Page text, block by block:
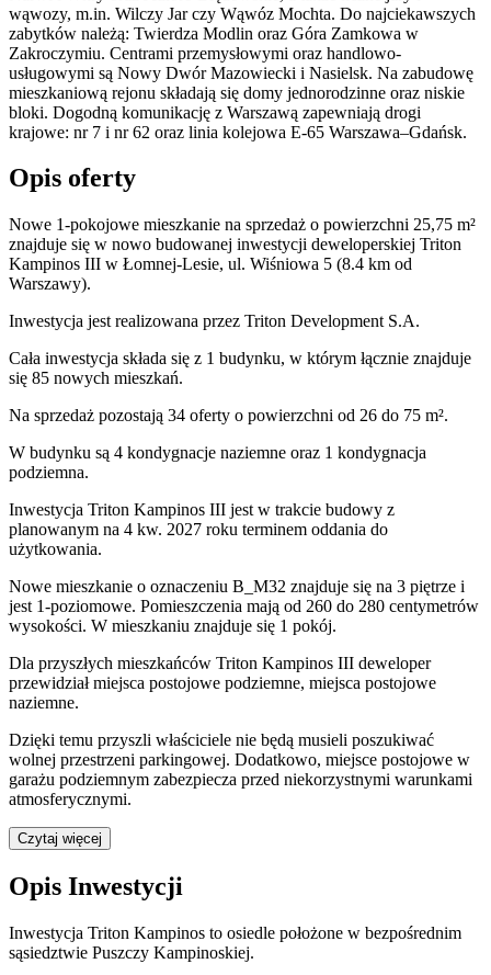
wąwozy, m.in. Wilczy Jar czy Wąwóz Mochta. Do najciekawszych
zabytków należą: Twierdza Modlin oraz Góra Zamkowa w
Zakroczymiu. Centrami przemysłowymi oraz handlowo-
usługowymi są Nowy Dwór Mazowiecki i Nasielsk. Na zabudowę
mieszkaniową rejonu składają się domy jednorodzinne oraz niskie
bloki. Dogodną komunikację z Warszawą zapewniają drogi
krajowe: nr 7 i nr 62 oraz linia kolejowa E-65 Warszawa–Gdańsk.
Opis oferty
Nowe 1-pokojowe mieszkanie na sprzedaż o powierzchni 25,75 m²
znajduje się w nowo budowanej inwestycji deweloperskiej Triton
Kampinos III w Łomnej-Lesie, ul. Wiśniowa 5 (8.4 km od
Warszawy).
Inwestycja jest realizowana przez Triton Development S.A.
Cała inwestycja składa się z 1 budynku, w którym łącznie znajduje
się 85 nowych mieszkań.
Na sprzedaż pozostają 34 oferty o powierzchni od 26 do 75 m².
W budynku są 4 kondygnacje naziemne oraz 1 kondygnacja
podziemna.
Inwestycja Triton Kampinos III jest w trakcie budowy z
planowanym na 4 kw. 2027 roku terminem oddania do
użytkowania.
Nowe mieszkanie o oznaczeniu B_M32 znajduje się na 3 piętrze i
jest 1-poziomowe. Pomieszczenia mają od 260 do 280 centymetrów
wysokości. W mieszkaniu znajduje się 1 pokój.
Dla przyszłych mieszkańców Triton Kampinos III deweloper
przewidziałmiejsca postojowe podziemne, miejsca postojowe
naziemne.
Dzięki temu przyszli właściciele nie będą musieli poszukiwać
wolnej przestrzeni parkingowej. Dodatkowo, miejsce postojowe w
garażu podziemnym zabezpiecza przed niekorzystnymi warunkami
atmosferycznymi.
Czytaj więcej
Opis Inwestycji
Inwestycja Triton Kampinos to osiedle położone w bezpośrednim
sąsiedztwie Puszczy Kampinoskiej.